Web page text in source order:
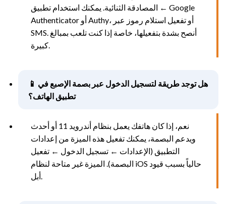
← المصادقة الثنائية. يمكنك استخدام تطبيق Google
Authenticator أو Authy، أو تفعيل استلام رموز عبر
SMS. أنصح بشدة بتفعيلها، خاصة إذا كنت تلعب بمبالغ
كبيرة.
📱 هل توجد طريقة لتسجيل الدخول عبر بصمة الإصبع في
تطبيق الهاتف؟
نعم، إذا كان هاتفك يعمل بنظام أندرويد 11 أو أحدث
ويدعم البصمة، يمكنك تفعيل هذه الميزة من إعدادات
التطبيق (الإعدادات ← تسجيل الدخول ← تفعيل
البصمة). الميزة غير متاحة لنظام iOS حالياً بسبب قيود
أبل.